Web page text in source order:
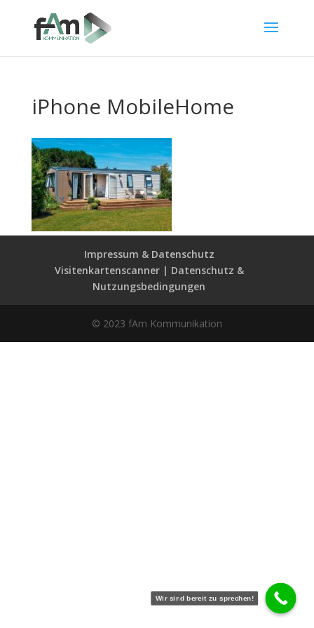
iPhone MobileHome
Impressum & Datenschutz
Visitenkartenscanner | Datenschutz &
Nutzungsbedingungen
© 2023 fAm Kommunikation
Wir sind bereit zu sprechen!